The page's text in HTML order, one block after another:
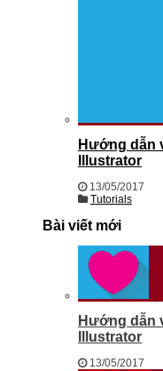
Hướng dẫn
Illustrator
13/05/2017
Tutorials
Bài viết mới
Hướng dẫn
Illustrator
13/05/2017